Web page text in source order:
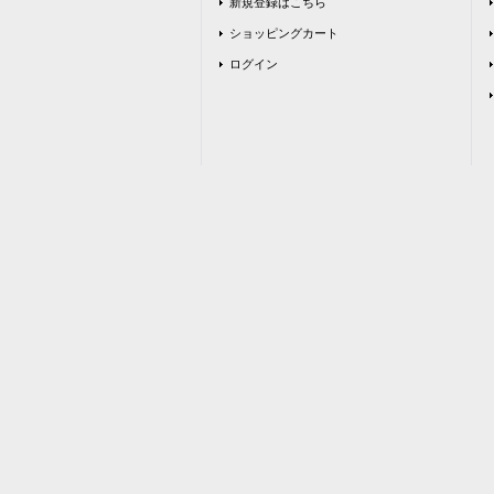
ショッピングカート
ログイン